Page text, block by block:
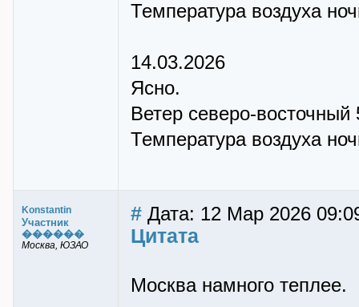
Температура воздуха
14.03.2026
Ясно.
Ветер северо-
Температура воздуха
Konstantin
Участник
������
Москва, ЮЗАО
# Дата: 12 Мар 2026
Цитата
Москва намного теплее.